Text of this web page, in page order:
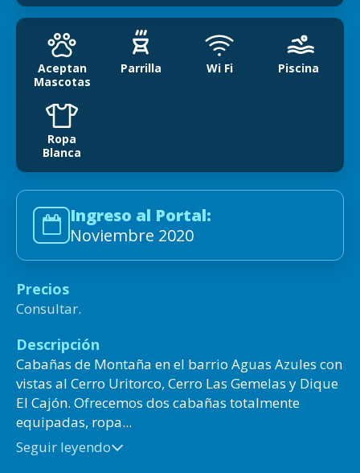
Aceptan
Mascotas
Parrilla Wi Fi Piscina
Ropa
Blanca
Ingreso al Portal:
Noviembre 2020
Precios
Consultar.
Descripción
Cabañas de Montaña en el barrio Aguas Azules con
vistas al Cerro Uritorco, Cerro Las Gemelas y Dique
El Cajón. Ofrecemos dos cabañas totalmente
equipadas, ropa...
Seguir leyendo